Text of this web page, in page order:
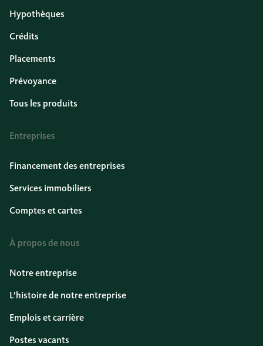
Hypothèques
Crédits
Placements
Prévoyance
Tous les produits
Entreprises
Financement des entreprises
Services immobiliers
Comptes et cartes
À propos de nous
Notre entreprise
L’histoire de notre entreprise
Emplois et carrière
Postes vacants